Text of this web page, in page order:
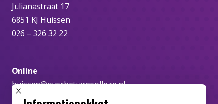
Julianastraat 17
6851 KJ Huissen
026 – 326 32 22
Online
huissen@overbetuwecollege.nl
SLUIT POPUP